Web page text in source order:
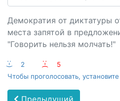
Демократия от диктатуры
места запятой в
"Говорить нельзя молчать!"
:-) 2 :-(
5
Чтобы проголосовать,
Предыдущий